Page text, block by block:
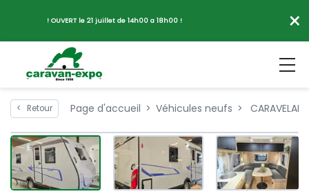
! OUVERT le 21 juillet de 14h00 a 18h00 ! ×
< Retour Page d'accueil Véhicules neufs